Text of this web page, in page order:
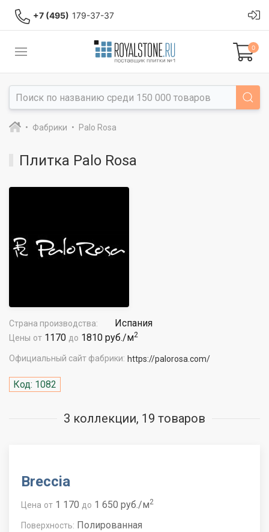
+7 (495) 179-37-37
0
Фабрики Palo Rosa
Плитка Palo Rosa
Страна производства: Испания
Цены от 1170 до 1810 руб./м2
Официальный сайт фабрики: https://palorosa.com/
Код: 1082
3 коллекции, 19 товаров
Breccia
Цена от 1 170 до 1 650 руб./м2
Поверхность: Полированная